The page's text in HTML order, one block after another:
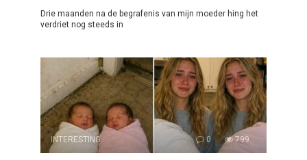
Drie maanden na de begrafenis van mijn moeder hing het
verdriet nog steeds in
INTERESTING 0 799